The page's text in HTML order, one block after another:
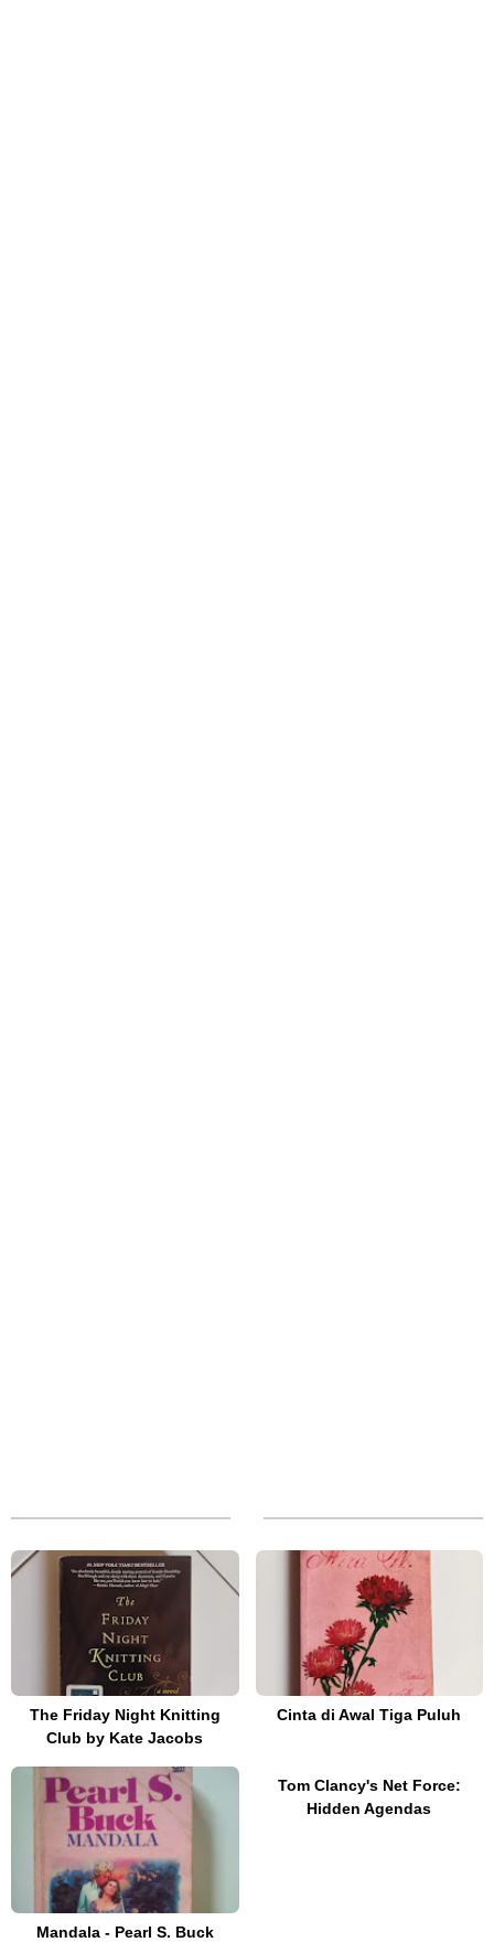
The Friday Night Knitting
Club by Kate Jacobs
Cinta di Awal Tiga Puluh
Mandala - Pearl S. Buck
Tom Clancy's Net Force:
Hidden Agendas